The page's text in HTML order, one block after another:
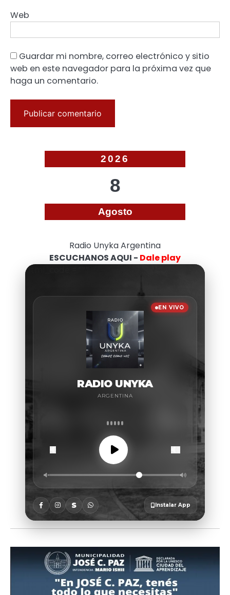
Web
Guardar mi nombre, correo electrónico y sitio
web en este navegador para la próxima vez que
haga un comentario.
2026
8
Agosto
Radio Unyka Argentina
ESCUCHANOS AQUI - Dale play